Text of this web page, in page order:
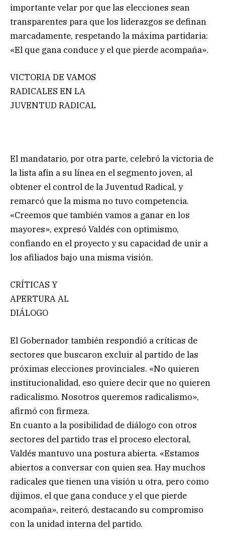
importante velar por que las elecciones sean
transparentes para que los liderazgos se definan
marcadamente, respetando la máxima partidaria:
«El que gana conduce y el que pierde acompaña».
VICTORIA DE VAMOS
RADICALES EN LA
JUVENTUD RADICAL
El mandatario, por otra parte, celebró la victoria de
la lista afín a su línea en el segmento joven, al
obtener el control de la Juventud Radical, y
remarcó que la misma no tuvo competencia.
«Creemos que también vamos a ganar en los
mayores», expresó Valdés con optimismo,
confiando en el proyecto y su capacidad de unir a
los afiliados bajo una misma visión.
CRÍTICAS Y
APERTURA AL
DIÁLOGO
El Gobernador también respondió a críticas de
sectores que buscaron excluir al partido de las
próximas elecciones provinciales. «No quieren
institucionalidad, eso quiere decir que no quieren
radicalismo. Nosotros queremos radicalismo»,
afirmó con firmeza.
En cuanto a la posibilidad de diálogo con otros
sectores del partido tras el proceso electoral,
Valdés mantuvo una postura abierta. «Estamos
abiertos a conversar con quien sea. Hay muchos
radicales que tienen una visión u otra, pero como
dijimos, el que gana conduce y el que pierde
acompaña», reiteró, destacando su compromiso
con la unidad interna del partido.